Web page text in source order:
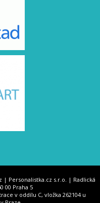
| Personalistka.cz s.r.o. | Radlická
00 Praha 5
v oddílu C, vložka 262104 u